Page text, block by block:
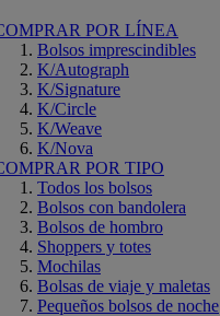
POR LÍNEA
Bolsos imprescindibles
K/Autograph
K/Signature
K/Circle
K/Weave
K/Nova
POR TIPO
Todos los bolsos
Bolsos con bandolera
Bolsos de hombro
Shoppers y totes
Mochilas
Bolsas de viaje y maletas
Pequeños bolsos de noche